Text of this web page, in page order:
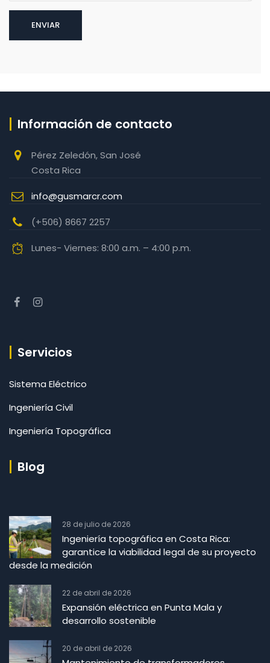
Información de contacto
Pérez Zeledón, San José
Costa Rica
info@gusmarcr.com
(+506) 8667 2257‬
Lunes- Viernes: 8:00 a.m. – 4:00 p.m.
Servicios
Sistema Eléctrico
Ingeniería Civil
Ingeniería Topográfica
Blog
28 de julio de 2026
Ingeniería topográfica en Costa Rica:
garantice la viabilidad legal de su proyecto
desde la medición
22 de abril de 2026
Expansión eléctrica en Punta Mala y
desarrollo sostenible
20 de abril de 2026